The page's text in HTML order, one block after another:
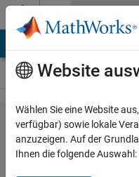
Weiter zum Inhalt
Problem
260.
Website
Wählen Sie eine Website
verfügbar) sowie lokale
anzuzeigen. Auf der
Ihnen die folgende Auswahl: